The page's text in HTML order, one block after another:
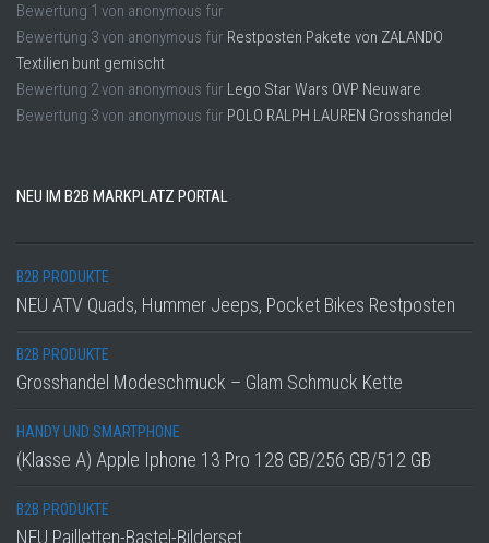
Bewertung 1 von anonymous für
Bewertung 3von anonymous für Restposten Pakete von ZALANDO
Textilien bunt gemischt
Bewertung 2von anonymous für Lego Star Wars OVP Neuware
Bewertung 3von anonymous für POLO RALPH LAUREN Grosshandel
NEU IM B2B MARKPLATZ PORTAL
B2B PRODUKTE
NEU ATV Quads, Hummer Jeeps, Pocket Bikes Restposten
B2B PRODUKTE
Grosshandel Modeschmuck – Glam Schmuck Kette
HANDY UND SMARTPHONE
(Klasse A) Apple Iphone 13 Pro 128 GB/256 GB/512 GB
B2B PRODUKTE
NEU Pailletten-Bastel-Bilderset